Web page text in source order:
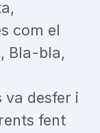
com el
Bla-bla,
va desfer i
fent